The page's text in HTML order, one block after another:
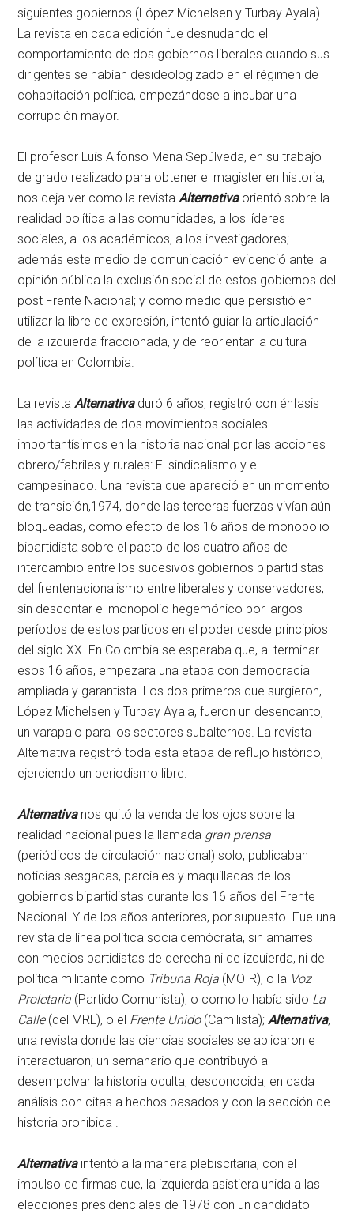
siguientes gobiernos (López Michelsen y Turbay Ayala).
La revista en cada edición fue desnudando el
comportamiento de dos gobiernos liberales cuando sus
dirigentes se habían desideologizado en el régimen de
cohabitación política, empezándose a incubar una
corrupción mayor.
El profesor Luís Alfonso Mena Sepúlveda, en su trabajo
de grado realizado para obtener el magister en historia,
nos deja ver como la revistaAlternativa orientó sobre la
realidad política a las comunidades, a los líderes
sociales, a los académicos, a los investigadores;
además este medio de comunicación evidenció ante la
opinión pública la exclusión social de estos gobiernos del
post Frente Nacional; y como medio que persistió en
utilizar la libre de expresión, intentó guiar la articulación
de la izquierda fraccionada, y de reorientar la cultura
política en Colombia.
La revistaAlternativaduró 6 años, registró con énfasis
las actividades de dos movimientos sociales
importantísimos en la historia nacional por las acciones
obrero/fabriles y rurales: El sindicalismo y el
campesinado. Una revista que apareció en un momento
de transición,1974, donde las terceras fuerzas vivían aún
bloqueadas, como efecto de los 16 años de monopolio
bipartidista sobre el pacto de los cuatro años de
intercambio entre los sucesivos gobiernos bipartidistas
del frentenacionalismo entre liberales y conservadores,
sin descontar el monopolio hegemónico por largos
períodos de estos partidos en el poder desde principios
del siglo XX. En Colombia se esperaba que, al terminar
esos 16 años, empezara una etapa con democracia
ampliada y garantista. Los dos primeros que surgieron,
López Michelsen y Turbay Ayala, fueron un desencanto,
un varapalo para los sectores subalternos. La revista
Alternativa registró toda esta etapa de reflujo histórico,
ejerciendo un periodismo libre.
Alternativa nos quitó la venda de los ojos sobre la
realidad nacional pues la llamada gran prensa
(periódicos de circulación nacional) solo, publicaban
noticias sesgadas, parciales y maquilladas de los
gobiernos bipartidistas durante los 16 años del Frente
Nacional. Y de los años anteriores, por supuesto. Fue una
revista de línea política socialdemócrata, sin amarres
con medios partidistas de derecha ni de izquierda, ni de
política militante como Tribuna Roja (MOIR), o la Voz
Proletaria (Partido Comunista); o como lo había sido La
Calle(del MRL), o el Frente Unido(Camilista);Alternativa,
una revista donde las ciencias sociales se aplicaron e
interactuaron; un semanario que contribuyó a
desempolvar la historia oculta, desconocida, en cada
análisis con citas a hechos pasados y con la sección de
historia prohibida .
Alternativaintentó a la manera plebiscitaria, con el
impulso de firmas que, la izquierda asistiera unida a las
elecciones presidenciales de 1978 con un candidato